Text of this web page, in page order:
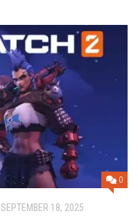
0
SEPTEMBER 18, 2025